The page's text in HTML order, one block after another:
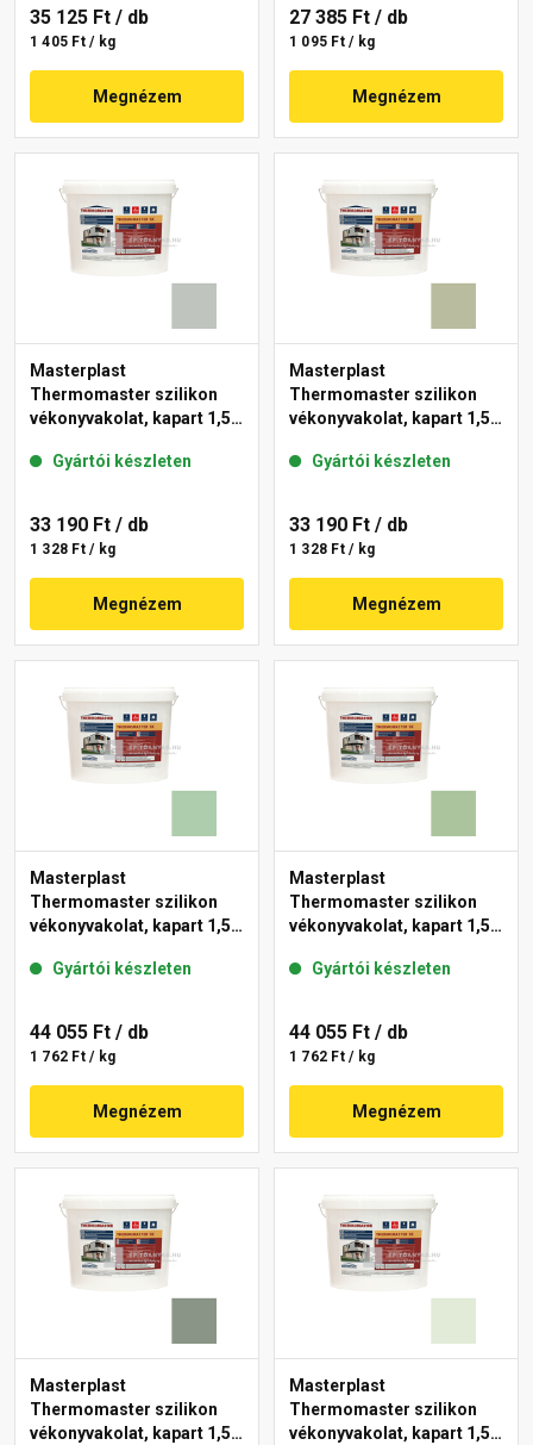
35 125 Ft / db
1 405 Ft / kg
Megnézem
27 385 Ft / db
1 095 Ft / kg
Megnézem
Masterplast
Thermomaster szilikon
vékonyvakolat, kapart 1,5
Gyártói készleten
33 190 Ft / db
1 328 Ft / kg
Megnézem
Masterplast
Thermomaster szilikon
vékonyvakolat, kapart 1,5
Gyártói készleten
33 190 Ft / db
1 328 Ft / kg
Megnézem
Masterplast
Thermomaster szilikon
vékonyvakolat, kapart 1,5
Gyártói készleten
44 055 Ft / db
1 762 Ft / kg
Megnézem
Masterplast
Thermomaster szilikon
vékonyvakolat, kapart 1,5
Gyártói készleten
44 055 Ft / db
1 762 Ft / kg
Megnézem
Masterplast
Thermomaster szilikon
vékonyvakolat, kapart 1,5
Masterplast
Thermomaster szilikon
vékonyvakolat, kapart 1,5